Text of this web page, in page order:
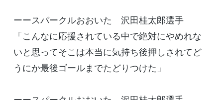
ーースパークルおおいた 沢田桂太郎選手
「こんなに応援されている中で絶対にやめれな
いと思ってそこは本当に気持ち後押しされてど
うにか最後ゴールまでたどりつけた」